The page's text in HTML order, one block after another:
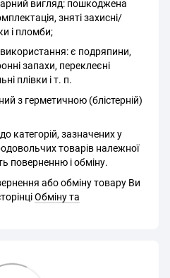
вигляд: пошкоджена
зняті захисні/
і пломби;
є подряпини,
запахи, переклеєні
плівки і т. п.
з герметичною (блістерній)
категорій, зазначених у
товарів належної
поверненню і обміну.
або обміну товару Ви
Обміну та